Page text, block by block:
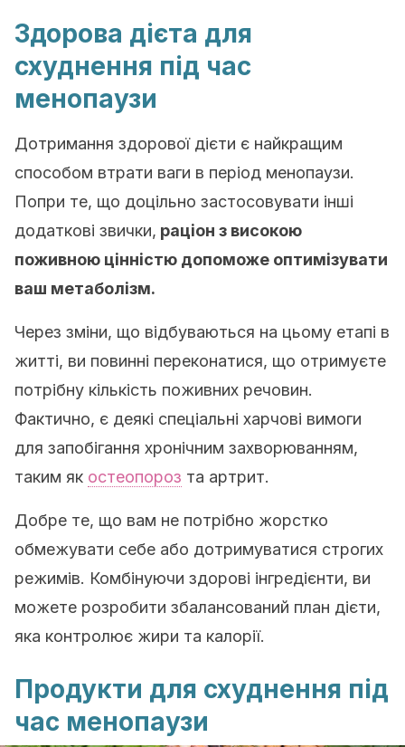
Здорова дієта для
схуднення під час
менопаузи
Дотримання здорової дієти є найкращим
способом втрати ваги в період менопаузи.
Попри те, що доцільно застосовувати інші
додаткові звички, раціон з високою
поживною цінністю допоможе оптимізувати
ваш метаболізм.
Через зміни, що відбуваються на цьому етапі в
житті, ви повинні переконатися, що отримуєте
потрібну кількість поживних речовин.
Фактично, є деякі спеціальні харчові вимоги
для запобігання хронічним захворюванням,
таким як остеопороз та артрит.
Добре те, що вам не потрібно жорстко
обмежувати себе або дотримуватися строгих
режимів. Комбінуючи здорові інгредієнти, ви
можете розробити збалансований план дієти,
яка контролює жири та калорії.
Продукти для схуднення під
час менопаузи